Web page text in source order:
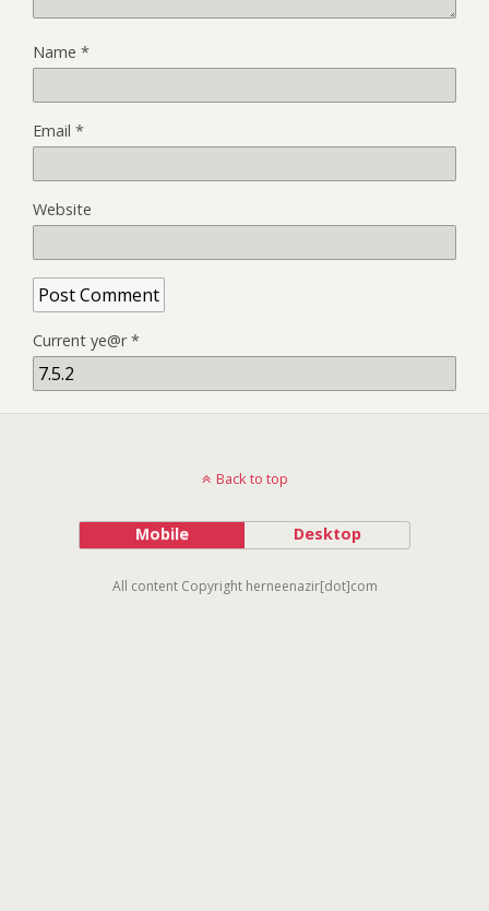
Name *
Email *
Website
Current ye@r*
Back to top
Mobile Desktop
All content Copyright herneenazir[dot]com